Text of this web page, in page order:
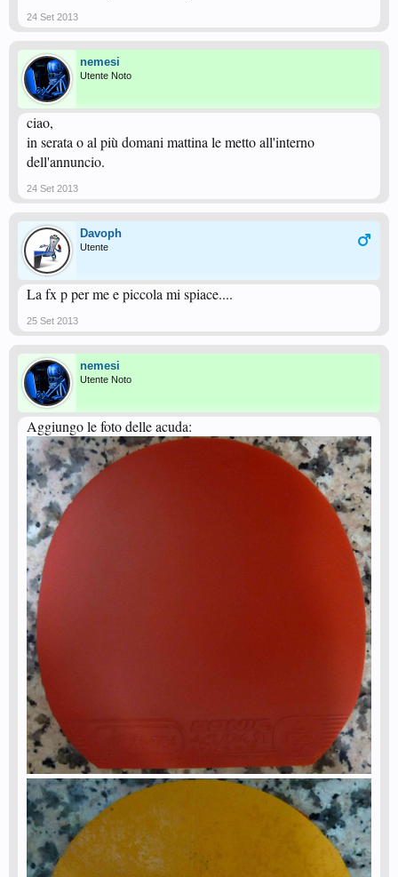
24 Set 2013
nemesi
Utente Noto
ciao,
in serata o al più domani mattina le metto all'interno
dell'annuncio.
24 Set 2013
Davoph
Utente
La fx p per me e piccola mi spiace....
25 Set 2013
nemesi
Utente Noto
Aggiungo le foto delle acuda: